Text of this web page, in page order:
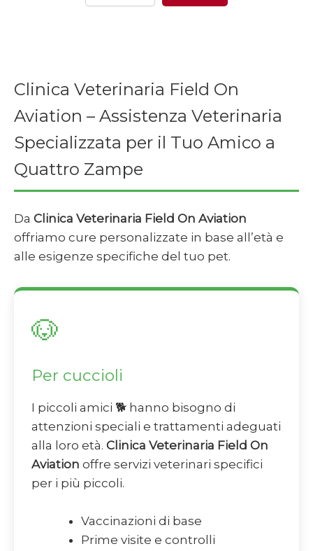
Clinica Veterinaria Field On
Aviation – Assistenza Veterinaria
Specializzata per il Tuo Amico a
Quattro Zampe
Da Clinica Veterinaria Field On Aviation
offriamo cure personalizzate in base all’età e
alle esigenze specifiche del tuo pet.
🐶
Per cuccioli
I piccoli amici 🐕 hanno bisogno di
attenzioni speciali e trattamenti adeguati
alla loro età. Clinica Veterinaria Field On
Aviation offre servizi veterinari specifici
per i più piccoli.
Vaccinazioni di base
Prime visite e controlli